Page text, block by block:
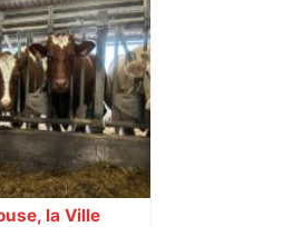
la Ville